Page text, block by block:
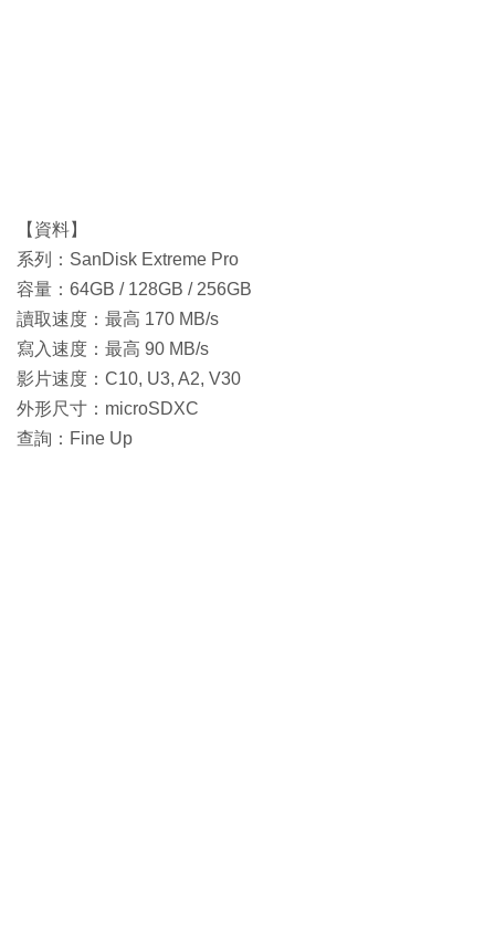
【資料】
系列：SanDisk Extreme Pro
容量：64GB / 128GB / 256GB
讀取速度：最高 170 MB/s
寫入速度：最高 90 MB/s
影片速度：C10, U3, A2, V30
外形尺寸：microSDXC
查詢：Fine Up